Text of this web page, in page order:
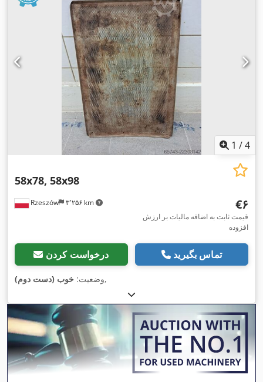
1 /4
Rzeszów ۳٬۲۵۶ km
58x78, 58x98
‎€۶
قیمت ثابت به اضافه مالیات بر ارزش
افزوده
درخواست کردن تماس بگیرید
وضعیت: خوب (دست دوم) ,